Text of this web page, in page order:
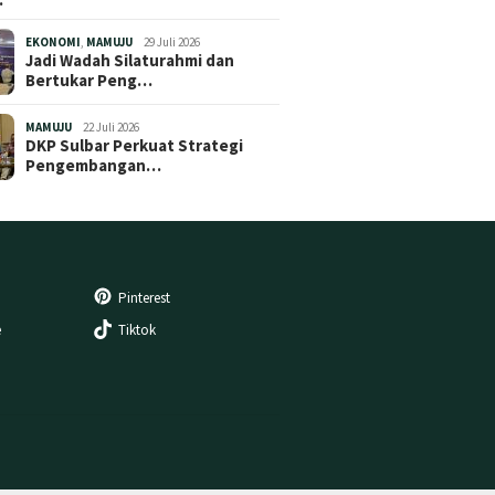
EKONOMI MAMUJU 29 Juli 2026
Jadi Wadah Silaturahmi dan
Bertukar Peng…
MAMUJU 22 Juli 2026
DKP Sulbar Perkuat Strategi
Pengembangan…
Pinterest
Tiktok